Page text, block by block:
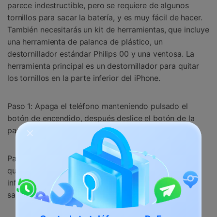
parece indestructible, pero se requiere de algunos
tornillos para sacar la batería, y es muy fácil de hacer.
También necesitarás un kit de herramientas, que incluye
una herramienta de palanca de plástico, un
destornillador estándar Philips 00 y una ventosa. La
herramienta principal es un destornillador para quitar
los tornillos en la parte inferior del iPhone.
Paso 1: Apaga el teléfono manteniendo pulsado el
botón de encendido, después deslice el botón de la
pantalla hacia la derecha.
Paso 2: Utiliza tu destornillador de pentalobe para
quitar los tornillos (principalmente dos) de la parte
inferior de tu iPhone. Mantenga todos los tornillos a
salvo.